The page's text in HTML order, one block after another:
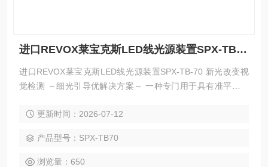
进口REVOX莱宝克斯LED线光源装置SPX-TB-70
进口REVOX莱宝克斯LED线光源装置SPX-TB-70 新光改变视
觉检测 ～细光引导优解决方案～ 一种专门用于具有准平行光
达 50m更新时间：2026-07-12
产品型号：SPX-TB70
浏览量：650